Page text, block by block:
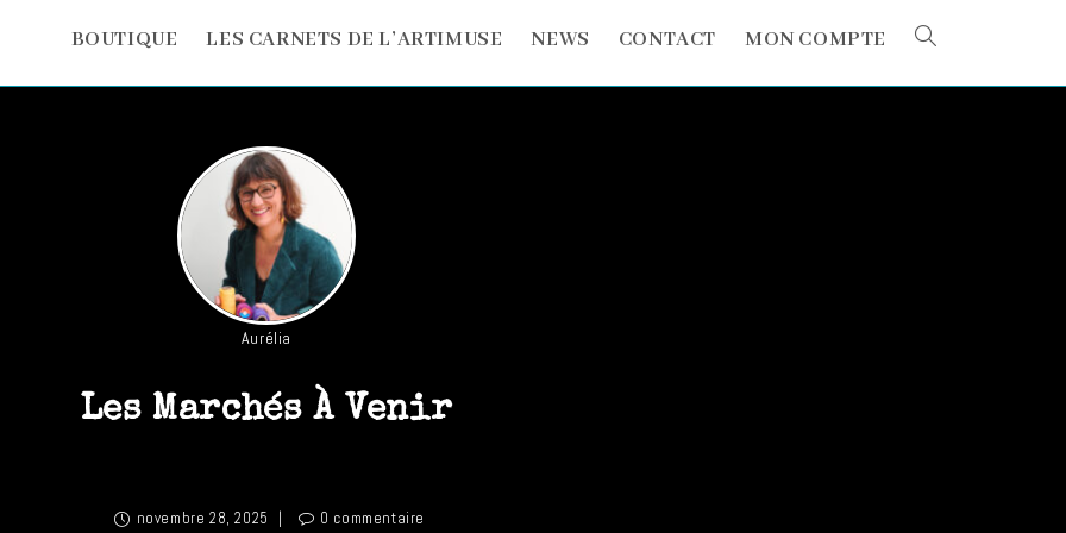
BOUTIQUE LES CARNETS DE L’ARTIMUSE NEWS CONTACT MON COMPTE Toggle
website
Aurélia
Les Marchés À Venir
novembre 28, 2025 0 commentaire